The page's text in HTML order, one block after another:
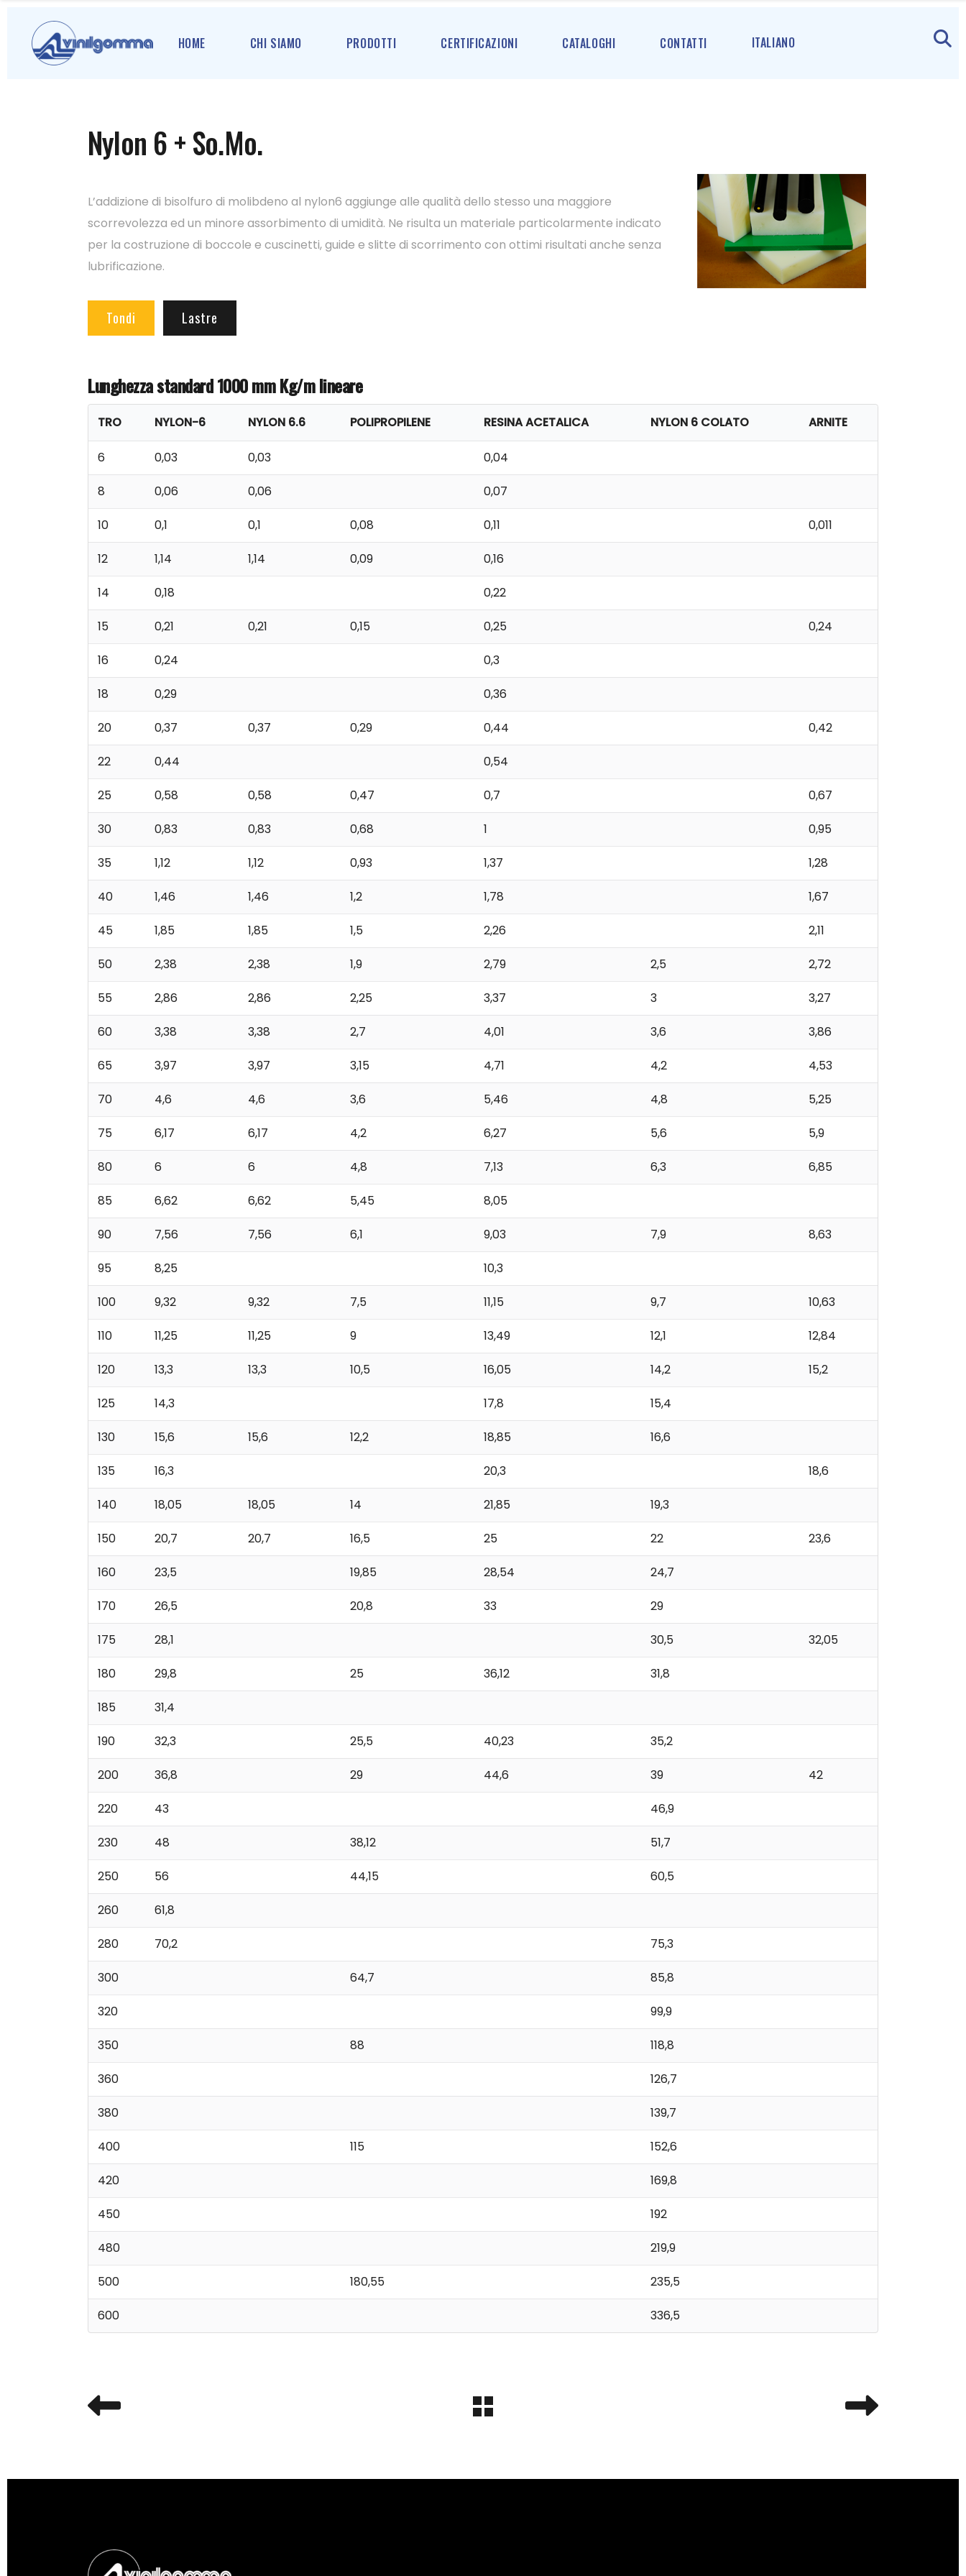
HOME CHI SIAMO PRODOTTI CERTIFICAZIONI CATALOGHI CONTATTI ITALIANO
Nylon 6 + So.Mo.
L’addizione di bisolfuro di molibdeno al nylon6 aggiunge alle qualità dello stesso una maggiore
scorrevolezza ed un minore assorbimento di umidità. Ne risulta un materiale particolarmente indicato
per la costruzione di boccole e cuscinetti, guide e slitte di scorrimento con ottimi risultati anche senza
lubrificazione.
Tondi Lastre
Lunghezza standard 1000 mmKg/m lineare
TRO NYLON-6 NYLON 6.6 POLIPROPILENE RESINA ACETALICA NYLON 6 COLATO ARNITE
6 0,03 0,03 0,04
8 0,06 0,06 0,07
10 0,1 0,1 0,08 0,11 0,011
12 1,14 1,14 0,09 0,16
14 0,18 0,22
15 0,21 0,21 0,15 0,25 0,24
16 0,24 0,3
18 0,29 0,36
20 0,37 0,37 0,29 0,44 0,42
22 0,44 0,54
25 0,58 0,58 0,47 0,7 0,67
30 0,83 0,83 0,68 1 0,95
35 1,12 1,12 0,93 1,37 1,28
40 1,46 1,46 1,2 1,78 1,67
45 1,85 1,85 1,5 2,26 2,11
50 2,38 2,38 1,9 2,79 2,5 2,72
55 2,86 2,86 2,25 3,37 3 3,27
60 3,38 3,38 2,7 4,01 3,6 3,86
65 3,97 3,97 3,15 4,71 4,2 4,53
70 4,6 4,6 3,6 5,46 4,8 5,25
75 6,17 6,17 4,2 6,27 5,6 5,9
80 6 6 4,8 7,13 6,3 6,85
85 6,62 6,62 5,45 8,05
90 7,56 7,56 6,1 9,03 7,9 8,63
95 8,25 10,3
100 9,32 9,32 7,5 11,15 9,7 10,63
110 11,25 11,25 9 13,49 12,1 12,84
120 13,3 13,3 10,5 16,05 14,2 15,2
125 14,3 17,8 15,4
130 15,6 15,6 12,2 18,85 16,6
135 16,3 20,3 18,6
140 18,05 18,05 14 21,85 19,3
150 20,7 20,7 16,5 25 22 23,6
160 23,5 19,85 28,54 24,7
170 26,5 20,8 33 29
175 28,1 30,5 32,05
180 29,8 25 36,12 31,8
185 31,4
190 32,3 25,5 40,23 35,2
200 36,8 29 44,6 39 42
220 43 46,9
230 48 38,12 51,7
250 56 44,15 60,5
260 61,8
280 70,2 75,3
300 64,7 85,8
320 99,9
350 88 118,8
360 126,7
380 139,7
400 115 152,6
420 169,8
450 192
480 219,9
500 180,55 235,5
600 336,5